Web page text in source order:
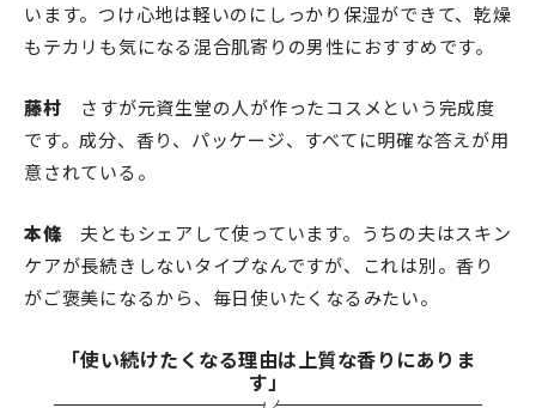
います。つけ心地は軽いのにしっかり保湿ができて、乾燥
もテカリも気になる混合肌寄りの男性におすすめです。
藤村 さすが元資生堂の人が作ったコスメという完成度
です。成分、香り、パッケージ、すべてに明確な答えが用
意されている。
本條夫ともシェアして使っています。うちの夫はスキン
ケアが長続きしないタイプなんですが、これは別。香り
がご褒美になるから、毎日使いたくなるみたい。
「使い続けたくなる理由は上質な香りにありま
す」